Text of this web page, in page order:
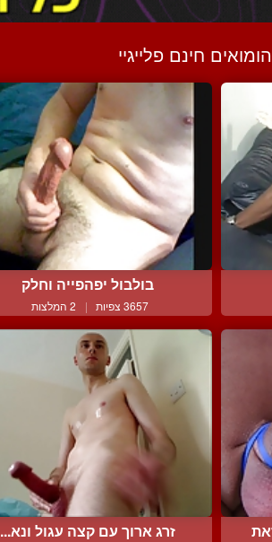
חינם פלייגיי
בולבול יפהפייה וחלק
3657 צפיות | 2 המלצות
זרג ארוך עם קצה עגול ונא...